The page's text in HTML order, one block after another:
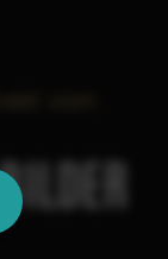
vom